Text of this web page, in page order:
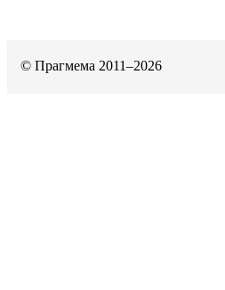
© Прагмема 2011–2026